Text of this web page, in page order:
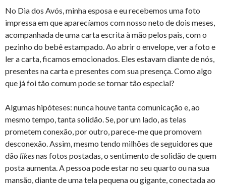
No Dia dos Avós, minha esposa e eu recebemos uma foto
impressa em que aparecíamos com nosso neto de dois meses,
acompanhada de uma carta escrita à mão pelos pais, com o
pezinho do bebê estampado. Ao abrir o envelope, ver a foto e
ler a carta, ficamos emocionados. Eles estavam diante de nós,
presentes na carta e presentes com sua presença. Como algo
que já foi tão comum pode se tornar tão especial?
Algumas hipóteses: nunca houve tanta comunicação e, ao
mesmo tempo, tanta solidão. Se, por um lado, as telas
prometem conexão, por outro, parece-me que promovem
desconexão. Assim, mesmo tendo milhões de seguidores que
dão likesnas fotos postadas, o sentimento de solidão de quem
posta aumenta. A pessoa pode estar no seu quarto ou na sua
mansão, diante de uma tela pequena ou gigante, conectada ao